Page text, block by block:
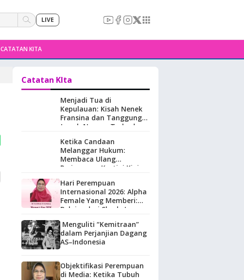
LIVE
CATATAN KITA
Catatan KIta
Menjadi Tua di
Kepulauan: Kisah Nenek
Fransina dan Tanggung
Jawab Negara Terhadap
Maluku.
Ketika Candaan
Melanggar Hukum:
Membaca Ulang
Perjuangan Kartini Kini
Hari Perempuan
Internasional 2026: Alpha
Female Yang Memberi:
Belajar dari Sherly Laos
Menguliti “Kemitraan”
dalam Perjanjian Dagang
AS–Indonesia
Objektifikasi Perempuan
di Media: Ketika Tubuh